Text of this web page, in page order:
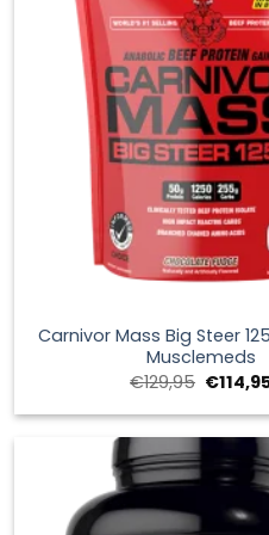
Carnivor Mass Big Steer
Musclemeds
€129,95 El
precio
original
€129,95.
€